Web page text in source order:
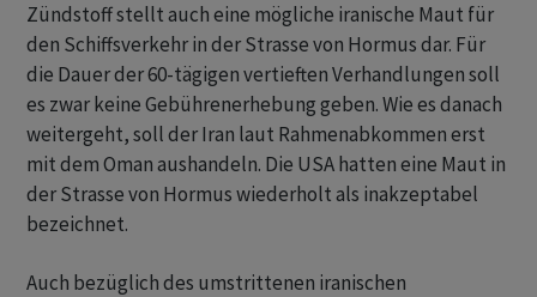
Zündstoff stellt auch eine mögliche iranische Maut für
den Schiffsverkehr in der Strasse von Hormus dar. Für
die Dauer der 60-tägigen vertieften Verhandlungen soll
es zwar keine Gebührenerhebung geben. Wie es danach
weitergeht, soll der Iran laut Rahmenabkommen erst
mit dem Oman aushandeln. Die USA hatten eine Maut in
der Strasse von Hormus wiederholt als inakzeptabel
bezeichnet.
Auch bezüglich des umstrittenen iranischen